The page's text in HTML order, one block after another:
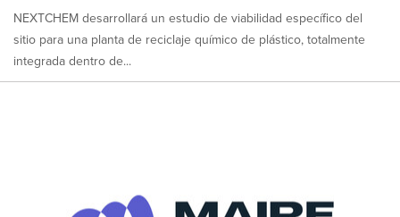
NEXTCHEM desarrollará un estudio de viabilidad específico del
sitio para una planta de reciclaje químico de plástico, totalmente
integrada dentro de...